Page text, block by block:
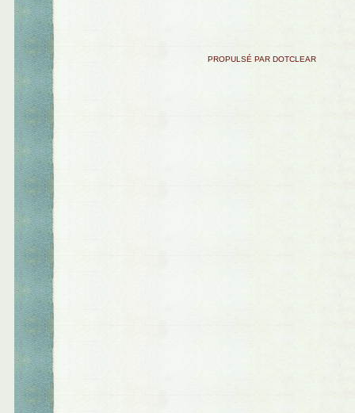
PROPULSÉ PAR DOTCLEAR